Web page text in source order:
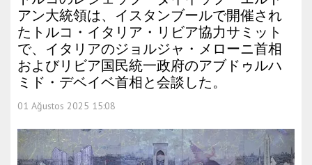
アン大統領は、イスタンブールで開催され
たトルコ・イタリア・リビア協力サミット
で、イタリアのジョルジャ・メローニ首相
およびリビア国民統一政府のアブドゥルハ
ミド・デベイベ首相と会談した。
01 Ağustos 2025 15:08